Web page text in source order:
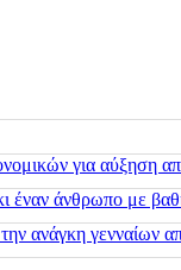
για αύξηση
άνθρωπο με
ανάγκη γενναίων